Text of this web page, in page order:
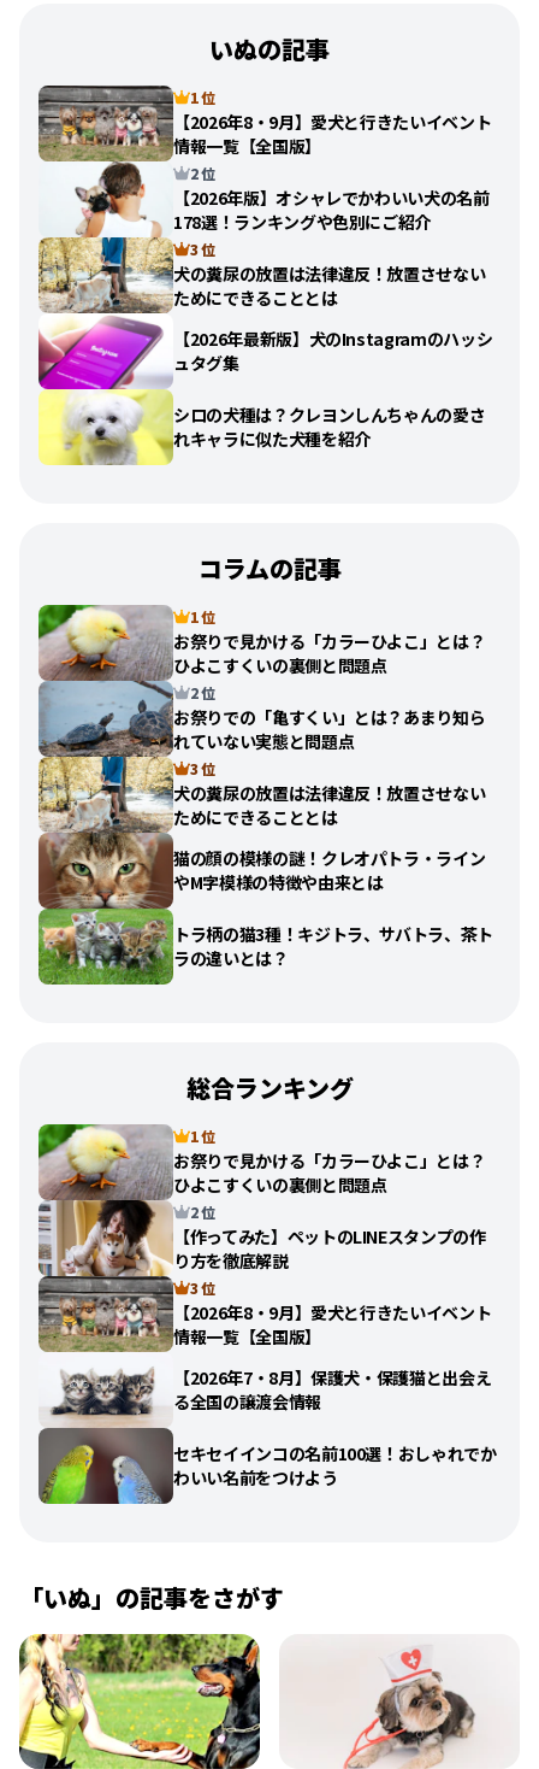
いぬの記事
1 位
【2026年8・9月】愛犬と行きたいイベント
情報一覧【全国版】
2 位
【2026年版】オシャレでかわいい犬の名前
178選！ランキングや色別にご紹介
3 位
犬の糞尿の放置は法律違反！放置させない
ためにできることとは
【2026年最新版】犬のInstagramのハッシ
ュタグ集
シロの犬種は？クレヨンしんちゃんの愛さ
れキャラに似た犬種を紹介
コラムの記事
1 位
お祭りで見かける「カラーひよこ」とは？
ひよこすくいの裏側と問題点
2 位
お祭りでの「亀すくい」とは？あまり知ら
れていない実態と問題点
3 位
犬の糞尿の放置は法律違反！放置させない
ためにできることとは
猫の顔の模様の謎！クレオパトラ・ライン
やM字模様の特徴や由来とは
トラ柄の猫3種！キジトラ、サバトラ、茶ト
ラの違いとは？
総合ランキング
1 位
お祭りで見かける「カラーひよこ」とは？
ひよこすくいの裏側と問題点
2 位
【作ってみた】ペットのLINEスタンプの作
り方を徹底解説
3 位
【2026年8・9月】愛犬と行きたいイベント
情報一覧【全国版】
【2026年7・8月】保護犬・保護猫と出会え
る全国の譲渡会情報
セキセイインコの名前100選！おしゃれでか
わいい名前をつけよう
「いぬ」の記事をさがす